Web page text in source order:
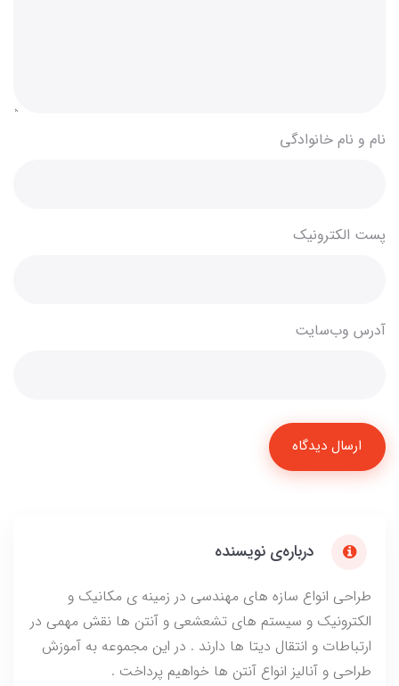
نام و نام خانوادگی
پست الکترونیک
آدرس وب‌سایت
ارسال دیدگاه
درباره‌ی نویسنده
طراحی انواع سازه های مهندسی در زمینه ی مکانیک و
الکترونیک و سیستم های تشعشعی و آنتن ها نقش مهمی در
ارتباطات و انتقال دیتا ها دارند . در این مجموعه به آموزش
طراحی و آنالیز انواع آنتن ها خواهیم پرداخت .